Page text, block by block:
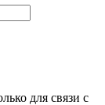
для связи с